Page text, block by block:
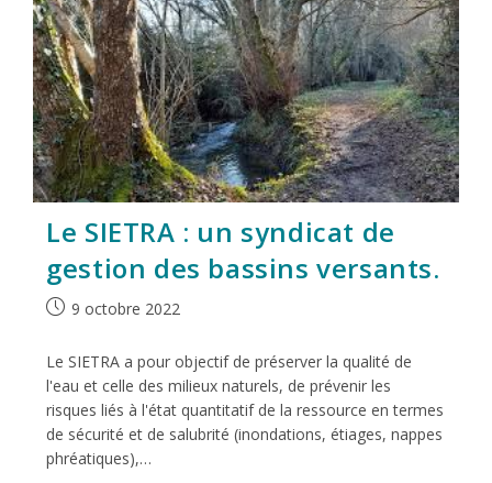
Le SIETRA : un syndicat de
gestion des bassins versants.
9 octobre 2022
Le SIETRA a pour objectif de préserver la qualité de
l'eau et celle des milieux naturels, de prévenir les
risques liés à l'état quantitatif de la ressource en termes
de sécurité et de salubrité (inondations, étiages, nappes
phréatiques),…